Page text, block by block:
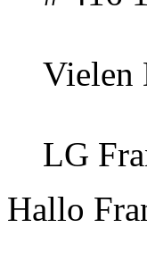
Vielen
LG
Hallo